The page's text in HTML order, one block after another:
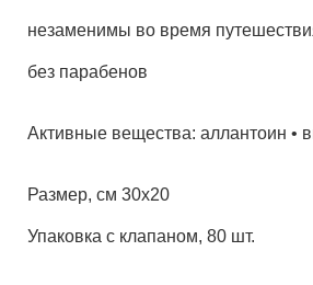
незаменимы во время
без парабенов
Активные вещества: аллантоин •
Размер, см 30х20
Упаковка с клапаном, 80 шт.